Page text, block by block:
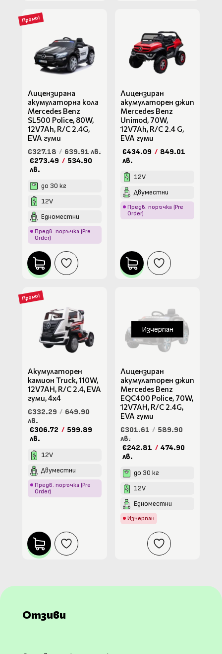
Промо!
Лицензирана
акумулаторна кола
Mercedes Benz
SL500 Police, 80W,
12V7Ah, R/C 2.4G,
EVA гуми
€327.18/639.91 лв.
€273.49 / 534.90
лв.
до 30 кг
12V
Едноместни
Предв. поръчка (Pre
Order)
Лицензиран
акумулаторен джип
Mercedes Benz
Unimod, 70W,
12V7Ah, R/C 2.4 G,
EVA гуми
€434.09 / 849.01
лв.
12V
Двуместни
Предв. поръчка (Pre
Order)
Промо!
Акумулаторен
камион Truck, 110W,
12V7AH, R/C 2.4, EVA
гуми, 4х4
€332.29/649.90
лв.
€306.72 / 599.89
лв.
12V
Двуместни
Предв. поръчка (Pre
Order)
Изчерпан
Лицензиран
акумулаторен джип
Mercedes Benz
EQC400 Police, 70W,
12V7AH, R/C 2.4G,
EVA гуми
€301.61/589.90
лв.
€242.81 / 474.90
лв.
до 30 кг
12V
Едноместни
Изчерпан
Отзиви